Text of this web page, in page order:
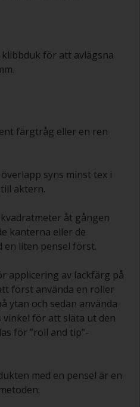
för att avlägsna
färgtråg eller en ren
syns minst tex i
aktern.
åt gången
kanterna eller de
en liten pensel först.
applicering av lackfärg på
först använda en roller
ytan och sedan använda
vinkel för att släta ut den
för ”roll and tip”-
med en pensel är en